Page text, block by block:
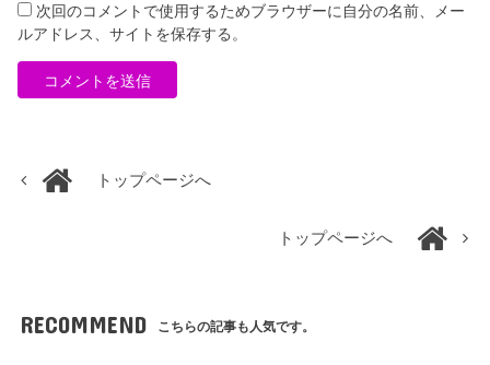
次回のコメントで使用するためブラウザーに自分の名前、メー
ルアドレス、サイトを保存する。
トップページへ
トップページへ
RECOMMEND こちらの記事も人気です。